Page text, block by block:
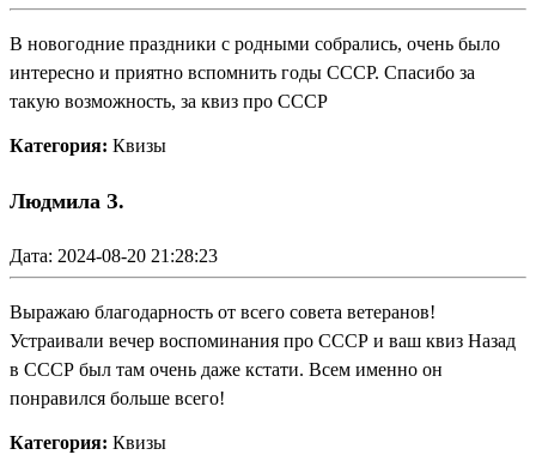
В новогодние праздники с родными собрались, очень было
интересно и приятно вспомнить годы СССР. Спасибо за
такую возможность, за квиз про СССР
Категория: Квизы
Людмила З.
Дата: 2024-08-20 21:28:23
Выражаю благодарность от всего совета ветеранов!
Устраивали вечер воспоминания про СССР и ваш квиз Назад
в СССР был там очень даже кстати. Всем именно он
понравился больше всего!
Категория: Квизы